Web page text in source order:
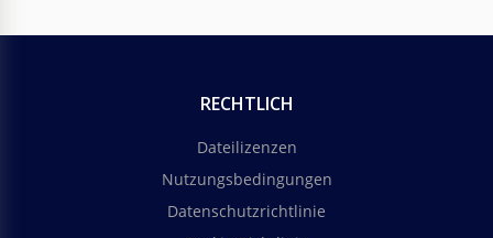
RECHTLICH
Dateilizenzen
Nutzungsbedingungen
Datenschutzrichtlinie